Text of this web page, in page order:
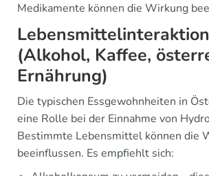
Medikamente können die Wirkung
(Alkohol, Kaffee,
Ernährung)
Die typischen Essgewohnheiten in
eine Rolle bei der Einnahme von
Bestimmte Lebensmittel können die
beeinflussen. Es empfiehlt sich: